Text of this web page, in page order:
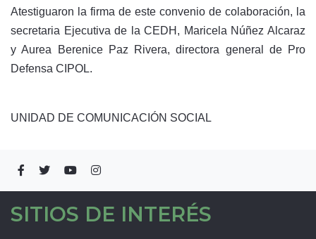
Atestiguaron la firma de este convenio de colaboración, la
secretaria Ejecutiva de la CEDH, Maricela Núñez Alcaraz
y Aurea Berenice Paz Rivera, directora general de Pro
Defensa CIPOL.
UNIDAD DE COMUNICACIÓN SOCIAL
SITIOS DE INTERÉS